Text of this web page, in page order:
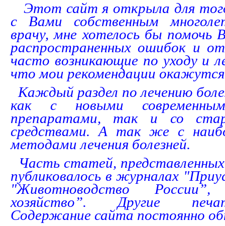
Этот сайт я открыла для
с Вами собственным
врачу, мне хотелось бы
распространенных ошибок и
часто возникающие по уходу и
что мои рекомендации
Каждый раздел по лечению
как с новыми
препаратами, так и со
средствами. А так же с
методами лечения болезней.
Часть статей,
публиковалось в журналах
"Животноводство
хозяйство”. Другие
Содержание сайта постоянно